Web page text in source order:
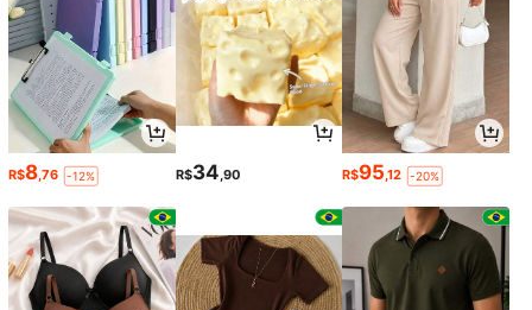
R$8,76 -12% R$34,90 R$95,12 -20%